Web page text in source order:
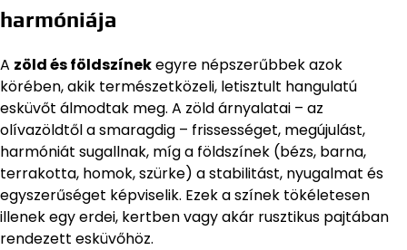
harmóniája
A zöld és földszínekegyre népszerűbbek azok
körében, akik természetközeli, letisztult hangulatú
esküvőt álmodtak meg. A zöld árnyalatai – az
olívazöldtől a smaragdig – frissességet, megújulást,
harmóniát sugallnak, míg a földszínek (bézs, barna,
terrakotta, homok, szürke) a stabilitást, nyugalmat és
egyszerűséget képviselik. Ezek a színek tökéletesen
illenek egy erdei, kertben vagy akár rusztikus pajtában
rendezett esküvőhöz.